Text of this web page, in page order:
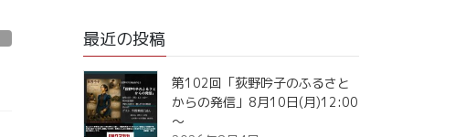
最近の投稿
第102回「荻野吟子のふるさと
からの発信」8月10日(月)12:00
～